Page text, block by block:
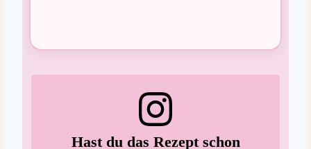
Hast du das Rezept schon